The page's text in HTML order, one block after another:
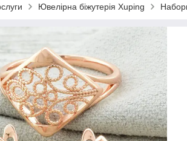
Ювелірна біжутерія Xuping